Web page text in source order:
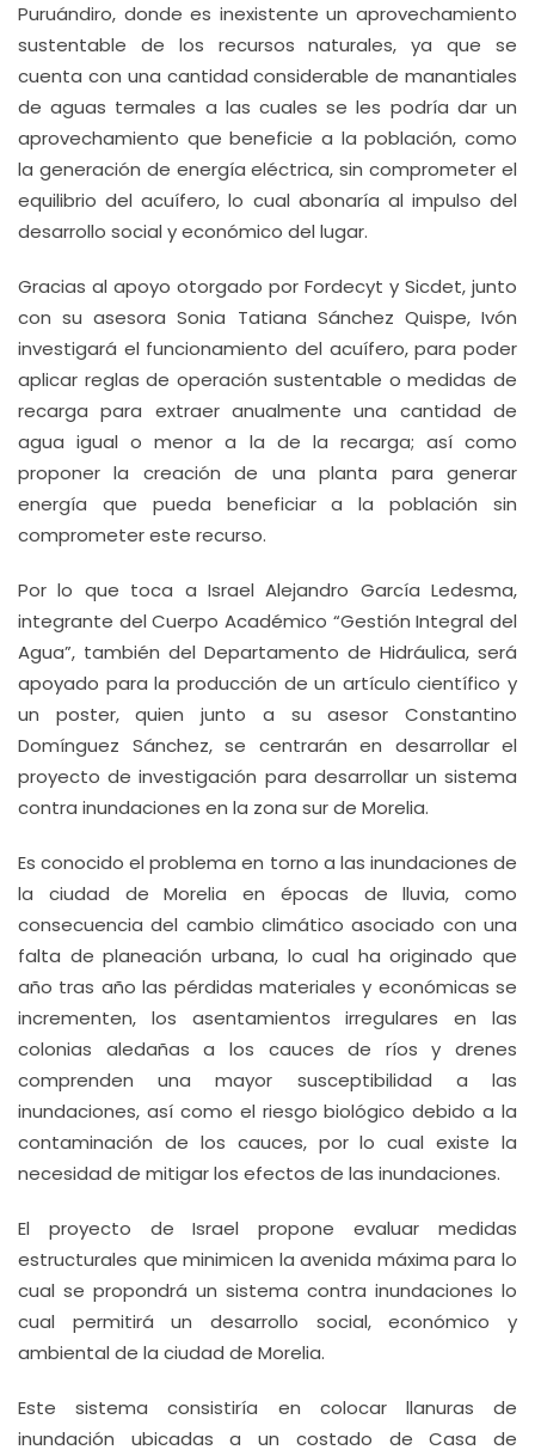
Puruándiro, donde es inexistente un aprovechamiento
sustentable de los recursos naturales, ya que se
cuenta con una cantidad considerable de manantiales
de aguas termales a las cuales se les podría dar un
aprovechamiento que beneficie a la población, como
la generación de energía eléctrica, sin comprometer el
equilibrio del acuífero, lo cual abonaría al impulso del
desarrollo social y económico del lugar.
Gracias al apoyo otorgado por Fordecyt y Sicdet, junto
con su asesora Sonia Tatiana Sánchez Quispe, Ivón
investigará el funcionamiento del acuífero, para poder
aplicar reglas de operación sustentable o medidas de
recarga para extraer anualmente una cantidad de
agua igual o menor a la de la recarga; así como
proponer la creación de una planta para generar
energía que pueda beneficiar a la población sin
comprometer este recurso.
Por lo que toca a Israel Alejandro García Ledesma,
integrante del Cuerpo Académico “Gestión Integral del
Agua”, también del Departamento de Hidráulica, será
apoyado para la producción de un artículo científico y
un poster, quien junto a su asesor Constantino
Domínguez Sánchez, se centrarán en desarrollar el
proyecto de investigación para desarrollar un sistema
contra inundaciones en la zona sur de Morelia.
Es conocido el problema en torno a las inundaciones de
la ciudad de Morelia en épocas de lluvia, como
consecuencia del cambio climático asociado con una
falta de planeación urbana, lo cual ha originado que
año tras año las pérdidas materiales y económicas se
incrementen, los asentamientos irregulares en las
colonias aledañas a los cauces de ríos y drenes
comprenden una mayor susceptibilidad a las
inundaciones, así como el riesgo biológico debido a la
contaminación de los cauces, por lo cual existe la
necesidad de mitigar los efectos de las inundaciones.
El proyecto de Israel propone evaluar medidas
estructurales que minimicen la avenida máxima para lo
cual se propondrá un sistema contra inundaciones lo
cual permitirá un desarrollo social, económico y
ambiental de la ciudad de Morelia.
Este sistema consistiría en colocar llanuras de
inundación ubicadas a un costado de Casa de